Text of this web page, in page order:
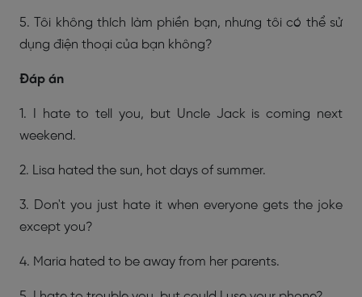
5. Tôi không thích làm phiền bạn, nhưng tôi có thể sử
dụng điện thoại của bạn không?
Đáp án
1. I hate to tell you, but Uncle Jack is coming next
weekend.
2. Lisa hated the sun, hot days of summer.
3. Don't you just hate it when everyone gets the joke
except you?
4. Maria hated to be away from her parents.